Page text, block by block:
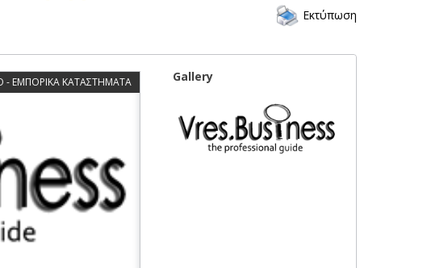
Εκτύπωση
- ΕΜΠΟΡΙΚΑ ΚΑΤΑΣΤΗΜΑΤΑ Gallery